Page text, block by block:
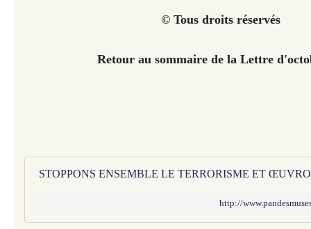
© Tous droits réservés
Retour au sommaire de la Lettre
http://